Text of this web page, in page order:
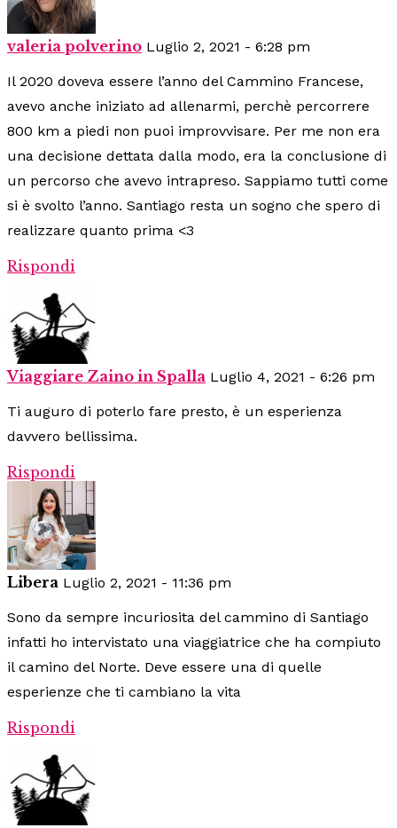
valeria polverino Luglio 2, 2021 - 6:28 pm
Il 2020 doveva essere l’anno del Cammino Francese,
avevo anche iniziato ad allenarmi, perchè percorrere
800 km a piedi non puoi improvvisare. Per me non era
una decisione dettata dalla modo, era la conclusione di
un percorso che avevo intrapreso. Sappiamo tutti come
si è svolto l’anno. Santiago resta un sogno che spero di
realizzare quanto prima <3
Rispondi
Viaggiare Zaino in Spalla Luglio 4, 2021 - 6:26 pm
Ti auguro di poterlo fare presto, è un esperienza
davvero bellissima.
Rispondi
Libera Luglio 2, 2021 - 11:36 pm
Sono da sempre incuriosita del cammino di Santiago
infatti ho intervistato una viaggiatrice che ha compiuto
il camino del Norte. Deve essere una di quelle
esperienze che ti cambiano la vita
Rispondi